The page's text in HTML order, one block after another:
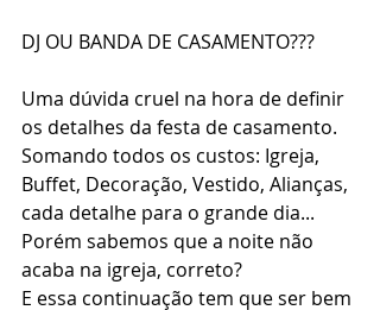
DJ OU BANDA DE CASAMENTO???
Uma dúvida cruel na hora de definir
os detalhes da festa de casamento.
Somando todos os custos: Igreja,
Buffet, Decoração, Vestido, Alianças,
cada detalhe para o grande dia...
Porém sabemos que a noite não
acaba na igreja, correto?
E essa continuação tem que ser bem